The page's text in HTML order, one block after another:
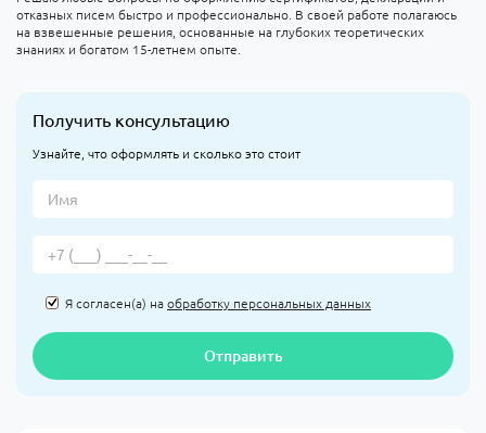
отказных писем быстро и профессионально. В своей работе полагаюсь
на взвешенные решения, основанные на глубоких теоретических
знаниях и богатом 15-летнем опыте.
Получить консультацию
Узнайте, что оформлять и сколько это стоит
Я согласен(а) наобработку персональных данных
Отправить